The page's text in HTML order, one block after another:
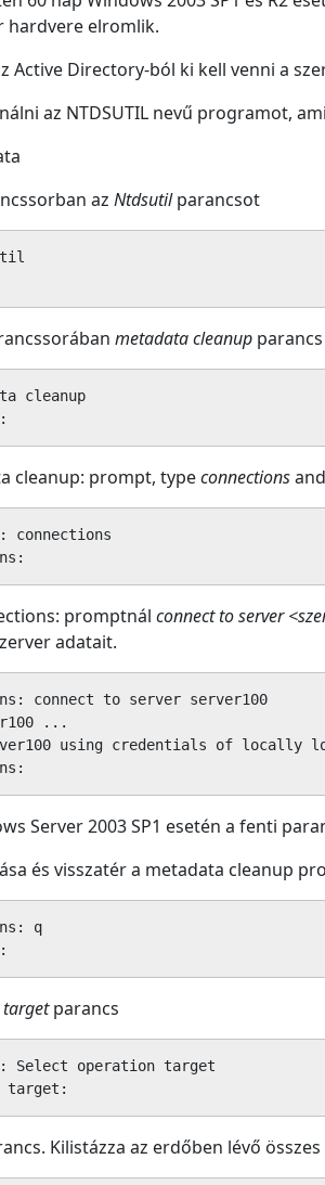
hardvere elromlik.
Active Directory-ból ki kell venni a
az NTDSUTIL nevű programot,
az Ntdsutilparancsot
metadata cleanup parancs
cleanup
cleanup: prompt, typeconnections
connections
promptnál connect to server
adatait.
connect to server server100
...
using credentials of locally
Server 2003 SP1 esetén a fenti
és visszatér a metadata cleanup
q
targetparancs
Select operation target
target:
Kilistázza az erdőben lévő